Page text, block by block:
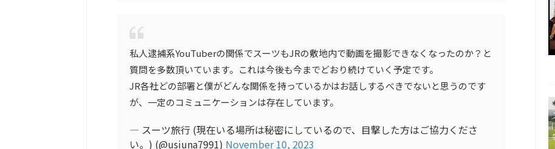
私人逮捕系YouTuberの関係でスーツもJRの敷地内で動画を撮影できなくなったのか？と
質問を多数頂いています。これは今後も今までどおり続けていく予定です。
JR各社どの部署と僕がどんな関係を持っているかはお話しするべきでないと思うのです
が、一定のコミュニケーションは存在しています。
— スーツ旅行 (現在いる場所は秘密にしているので、目撃した方はご協力くださ
い。) (@usiuna7991) November 10, 2023